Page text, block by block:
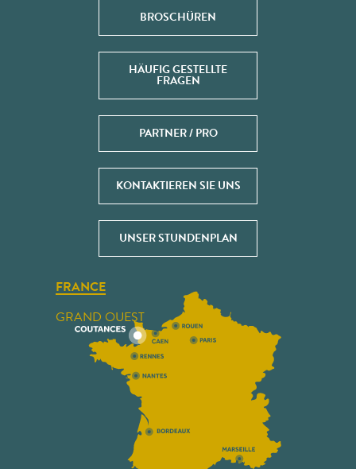
BROSCHÜREN
HÄUFIG GESTELLTE
FRAGEN
PARTNER / PRO
KONTAKTIEREN SIE UNS
UNSER STUNDENPLAN
FRANCE
GRAND OUEST